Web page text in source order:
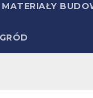
MATERIAŁY